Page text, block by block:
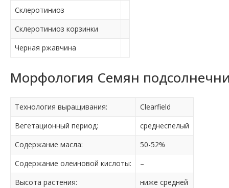
Склеротиниоз
Склеротиниоз корзинки
Черная ржавчина
Морфология Семян
Технология выращивания:
Clearfield
Вегетационный период:
среднеспелый
Содержание масла:
50-52%
Содержание олеиновой кислоты:
–
Высота растения:
ниже средней